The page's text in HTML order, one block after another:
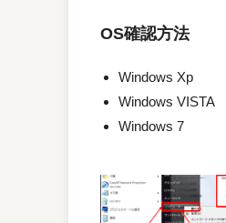
OS確認方法
Windows Xp
Windows VISTA
Windows 7